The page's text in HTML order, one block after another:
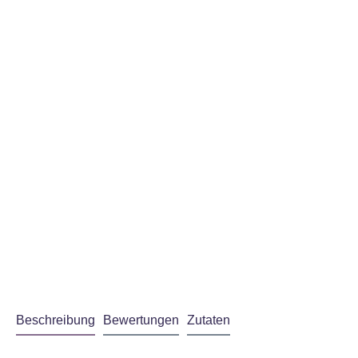
Beschreibung Bewertungen Zutaten